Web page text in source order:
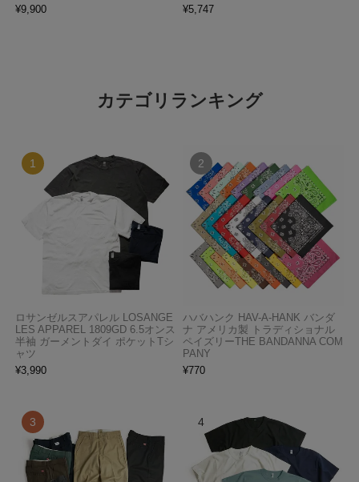
¥9,900
¥5,747
カテゴリランキング
ロサンゼルスアパレル LOSANGE
LES APPAREL 1809GD 6.5オンス
半袖 ガーメントダイ ポケットTシ
ャツ
¥3,990
ハバハンク HAV-A-HANK バンダ
ナ アメリカ製 トラディショナル
ペイズリーTHE BANDANNA COM
PANY
¥770